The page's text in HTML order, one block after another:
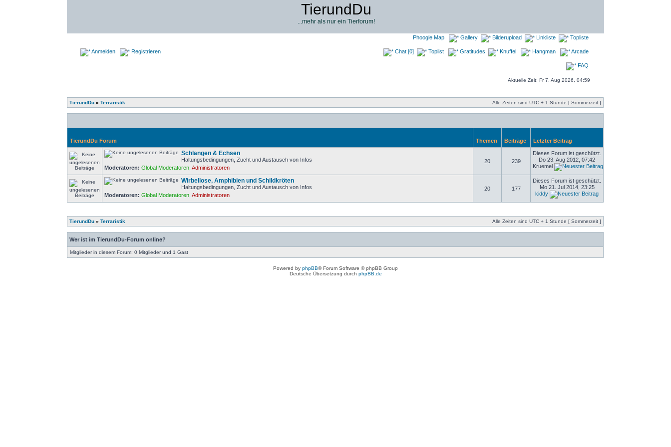
TierundDu
...mehr als nur ein Tierforum!
Anmelden Registrieren
Phoogle Map Gallery Bilderupload Linkliste Topliste
Chat [0] Toplist Gratitudes Knuffel Hangman Arcade
FAQ
Aktuelle Zeit: Fr 7. Aug 2026, 04:59
TierundDu »Terraristik Alle Zeiten sind UTC + 1 Stunde [ Sommerzeit ]
TierundDu Forum Themen Beiträge Letzter Beitrag
Schlangen & Echsen
Haltungsbedingungen, Zucht und Austausch von Infos
Moderatoren: Global Moderatoren ,Administratoren
20 239
Dieses Forum ist geschützt.
Do 23. Aug 2012, 07:42
Kruemel
Wirbellose, Amphibien und Schildkröten
Haltungsbedingungen, Zucht und Austausch von Infos
Moderatoren: Global Moderatoren ,Administratoren
20 177
Dieses Forum ist geschützt.
Mo 21. Jul 2014, 23:25
kiddy
TierundDu »Terraristik Alle Zeiten sind UTC + 1 Stunde [ Sommerzeit ]
Wer ist im TierundDu-Forum online?
Mitglieder in diesem Forum: 0 Mitglieder und 1 Gast
Powered by phpBB® Forum Software © phpBB Group
Deutsche Übersetzung durch phpBB.de